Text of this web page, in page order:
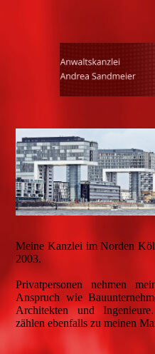
Meine Kanzlei im Norden
2003.
Privatpersonen nehmen
Anspruch wie
Architekten und
zählen ebenfalls zu meinen